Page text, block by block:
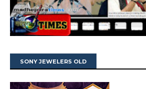
SONY JEWELERS OLD